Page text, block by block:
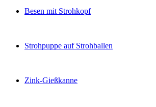
Besen mit Strohkopf
Strohpuppe auf Strohballen
Zink-Gießkanne